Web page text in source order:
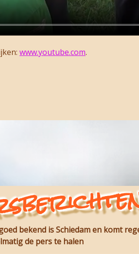
www.youtube.com.
bekend is Schiedam en komt
de pers te halen